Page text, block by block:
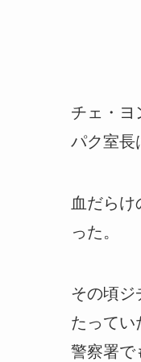
チェ・ヨ
パク室長
血だら
った。
その頃ジ
たってい
警察署で